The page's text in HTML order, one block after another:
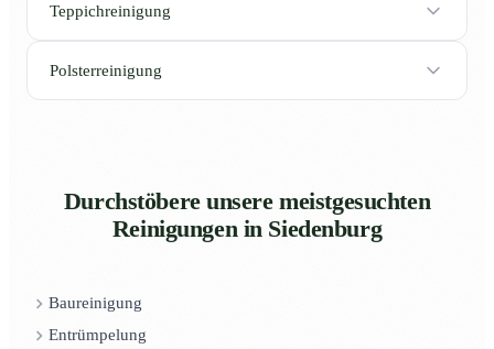
Teppichreinigung
Polsterreinigung
Durchstöbere unsere meistgesuchten
Reinigungen in Siedenburg
Baureinigung
Entrümpelung